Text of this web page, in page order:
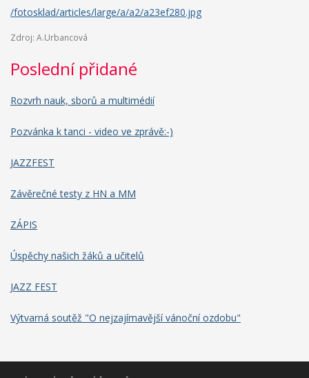
/fotosklad/articles/large/a/a2/a23ef280.jpg
Zdroj: A.Urbancová
Poslední přidané
Rozvrh nauk, sborů a multimédií
Pozvánka k tanci - video ve zprávě:-)
JAZZFEST
Závěrečné testy z HN a MM
ZÁPIS
Úspěchy našich žáků a učitelů
JAZZ FEST
Výtvarná soutěž "O nejzajímavější vánoční ozdobu"